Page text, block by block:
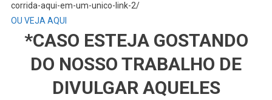
corrida-aqui-em-um-unico-link-2/
OU VEJA AQUI
*CASO ESTEJA GOSTANDO
DO NOSSO TRABALHO DE
DIVULGAR AQUELES